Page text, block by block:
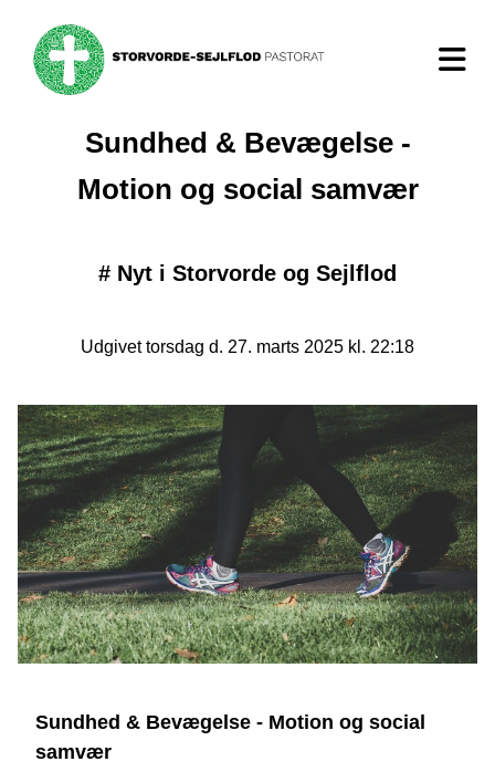
Sundhed & Bevægelse -
Motion og social samvær
# Nyt i Storvorde og Sejlflod
Udgivet torsdag d. 27. marts 2025 kl. 22:18
Sundhed & Bevægelse - Motion og social
samvær